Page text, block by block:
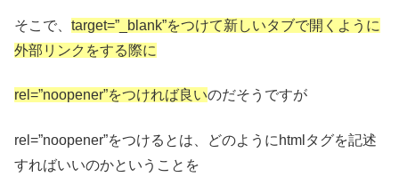
そこで、 target=”_blank”をつけて新しいタブで開くように
外部リンクをする際に
rel=”noopener”をつければ良いのだそうですが
rel=”noopener”をつけるとは、どのようにhtmlタグを記述
すればいいのかということを